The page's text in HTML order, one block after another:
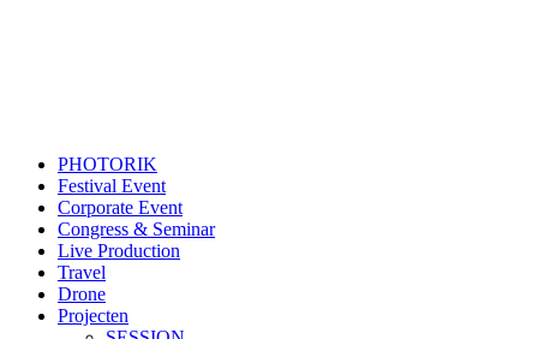
PHOTORIK
Festival Event
Corporate Event
Congress & Seminar
Live Production
Travel
Drone
Projecten